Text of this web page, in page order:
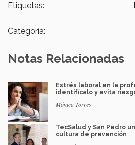
Etiquetas:
Categoría:
Notas Relacionadas
Estrés laboral en la
identifícalo y evita
Mónica Torres
TecSalud y San Pedro
cultura de prevención